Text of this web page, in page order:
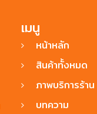
เมนู
หน้าหลัก
สินค้าทั้งหมด
ภาพบริการร้าน
บทความ